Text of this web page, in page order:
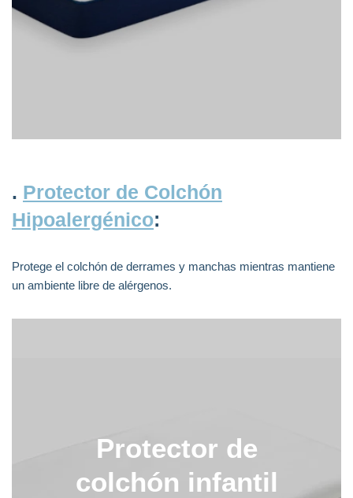
. Protector de Colchón
Hipoalergénico:
Protege el colchón de derrames y manchas mientras mantiene
un ambiente libre de alérgenos.
Protector de
colchón infantil